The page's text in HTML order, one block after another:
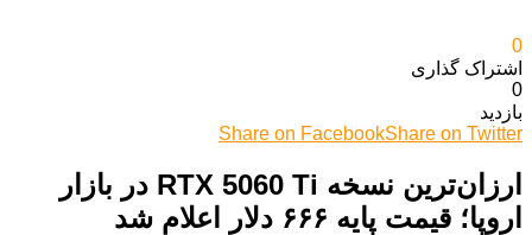
0
اشتراک گذاری‌
0
بازدید
Share on FacebookShare on Twitter
ارزان‌ترین نسخه RTX 5060 Ti در بازار
اروپا؛ قیمت پایه ۶۶۶ دلار اعلام شد